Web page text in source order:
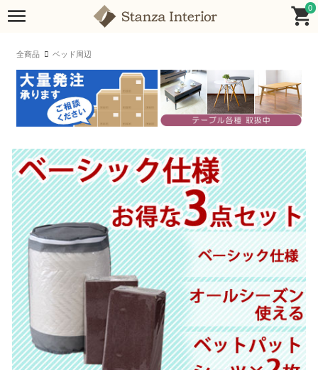
0
全商品 ベッド周辺